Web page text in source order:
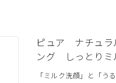
ピュア ナチュ
ング しっとりミ
「ミルク洗顔」と「う